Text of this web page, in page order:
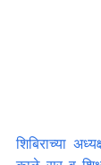
शिबिराच्या